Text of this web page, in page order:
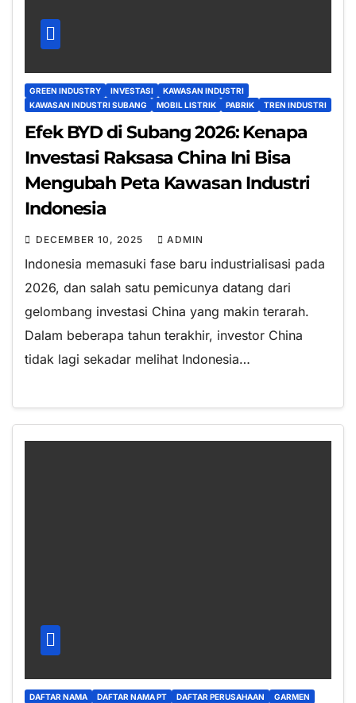
GREEN INDUSTRY INVESTASI
KAWASAN INDUSTRI
KAWASAN INDUSTRI SUBANG
MOBIL LISTRIK PABRIK TREN INDUSTRI
Efek BYD di Subang 2026: Kenapa
Investasi Raksasa China Ini Bisa
Mengubah Peta Kawasan Industri
Indonesia
DECEMBER 10, 2025 ADMIN
Indonesia memasuki fase baru industrialisasi pada
2026, dan salah satu pemicunya datang dari
gelombang investasi China yang makin terarah.
Dalam beberapa tahun terakhir, investor China
tidak lagi sekadar melihat Indonesia…
DAFTAR NAMA DAFTAR NAMA PT DAFTAR PERUSAHAAN
GARMEN